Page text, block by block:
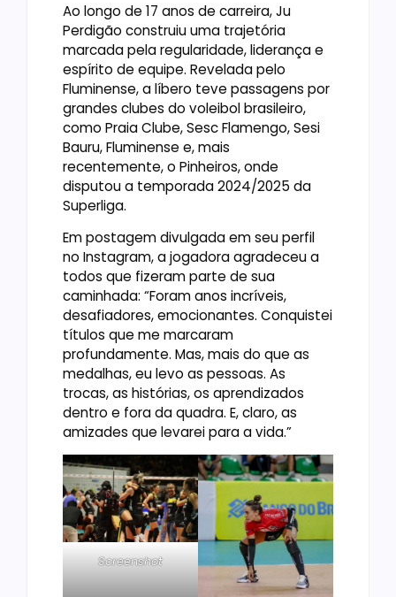
Ao longo de 17 anos de carreira, Ju
Perdigão construiu uma trajetória
marcada pela regularidade, liderança e
espírito de equipe. Revelada pelo
Fluminense, a líbero teve passagens por
grandes clubes do voleibol brasileiro,
como Praia Clube, Sesc Flamengo, Sesi
Bauru, Fluminense e, mais
recentemente, o Pinheiros, onde
disputou a temporada 2024/2025 da
Superliga.
Em postagem divulgada em seu perfil
no Instagram, a jogadora agradeceu a
todos que fizeram parte de sua
caminhada: “Foram anos incríveis,
desafiadores, emocionantes. Conquistei
títulos que me marcaram
profundamente. Mas, mais do que as
medalhas, eu levo as pessoas. As
trocas, as histórias, os aprendizados
dentro e fora da quadra. E, claro, as
amizades que levarei para a vida.”
Screenshot